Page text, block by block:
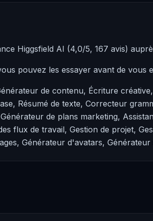
Higgsfield AI (4,0/5, 167 avis)
pouvez les essayer avant de vous
de contenu, Écriture
Résumé de texte, Correcteur
de plans marketing,
flux de travail, Gestion de projet,
Générateur d'avatars,